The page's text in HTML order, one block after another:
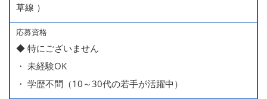
草線 ）
応募資格
◆ 特にございません
・ 未経験OK
・ 学歴不問（10～30代の若手が活躍中）